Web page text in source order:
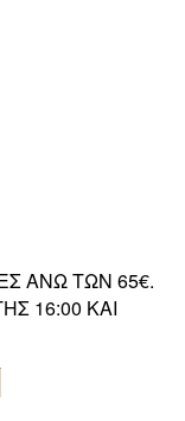
ΑΝΩ ΤΩΝ 65€.
16:00 ΚΑΙ